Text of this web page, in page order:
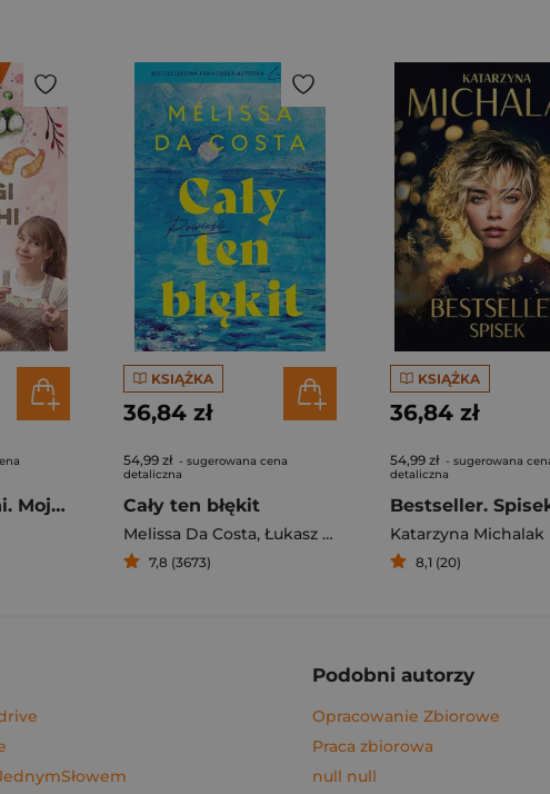
Pierogi z kimchi. Moje ulubione azjatyckie przepisy - książka z autografem
KSIĄŻKA
36,84 zł
54,99 zł - sugerowana cena
detaliczna
Cały ten błękit
Melissa Da Costa, Łukasz Müller
7,8 (3673)
KSIĄŻKA
36,84 zł
54,99 zł - sugerowana
detaliczna
Bestseller.
Katarzyna Michalak
8,1 (20)
Podobni autorzy
Opracowanie Zbiorowe
Praca zbiorowa
null null